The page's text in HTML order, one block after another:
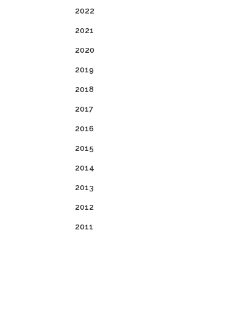
2022
2021
2020
2019
2018
2017
2016
2015
2014
2013
2012
2011